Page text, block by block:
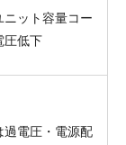
ニット容量コー
圧低下
過電圧・電源配